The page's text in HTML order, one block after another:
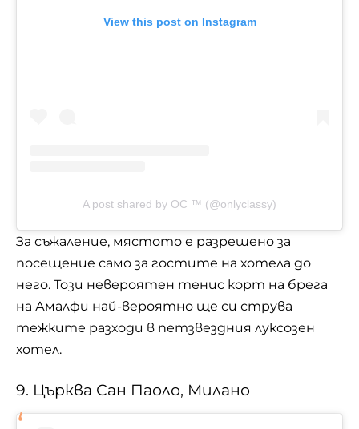
View this post on Instagram
A post shared by OC ™ (@onlyclassy)
За съжаление, мястото е разрешено за
посещение само за гостите на хотела до
него. Този невероятен тенис корт на брега
на Амалфи най-вероятно ще си струва
тежките разходи в петзвездния луксозен
хотел.
9. Църква Сан Паоло, Милано